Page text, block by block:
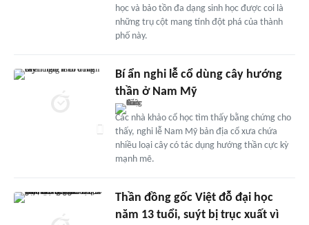
học và bảo tồn đa dạng sinh học được coi là
những trụ cột mang tính đột phá của thành
phố này.
Bí ẩn nghi lễ cổ dùng cây hướng
thần ở Nam Mỹ
Các nhà khảo cổ học tìm thấy bằng chứng cho
thấy, nghi lễ Nam Mỹ bản địa cổ xưa chứa
nhiều loại cây có tác dụng hướng thần cực kỳ
mạnh mẽ.
Thần đồng gốc Việt đỗ đại học
năm 13 tuổi, suýt bị trục xuất vì